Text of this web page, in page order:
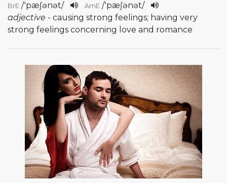
BrE /'pæʃənət/ AmE /'pæʃənət/
adjective - causing strong feelings; having very
strong feelings concerning love and romance